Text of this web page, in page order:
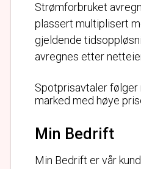
Strømforbruket
plassert multiplisert
gjeldende
avregnes etter
Spotprisavtaler
marked med høye
Min Bedrift
Min Bedrift er vår